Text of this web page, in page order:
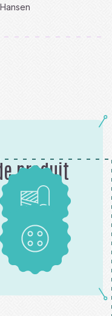
produit
Tissus
Boutons